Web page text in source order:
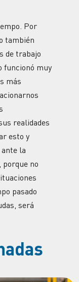
Por
también
de trabajo
funcionó muy
más
realidades
esto y
la
porque no
pasado
será